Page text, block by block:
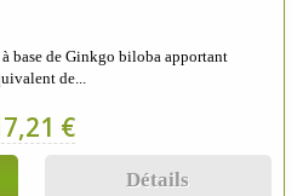
base de Ginkgo biloba apportant
de...
€
Détails